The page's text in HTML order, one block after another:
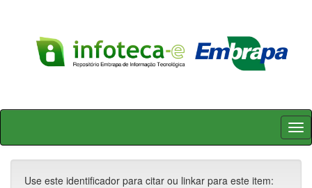
Skip
Use este identificador para citar ou linkar para este item: